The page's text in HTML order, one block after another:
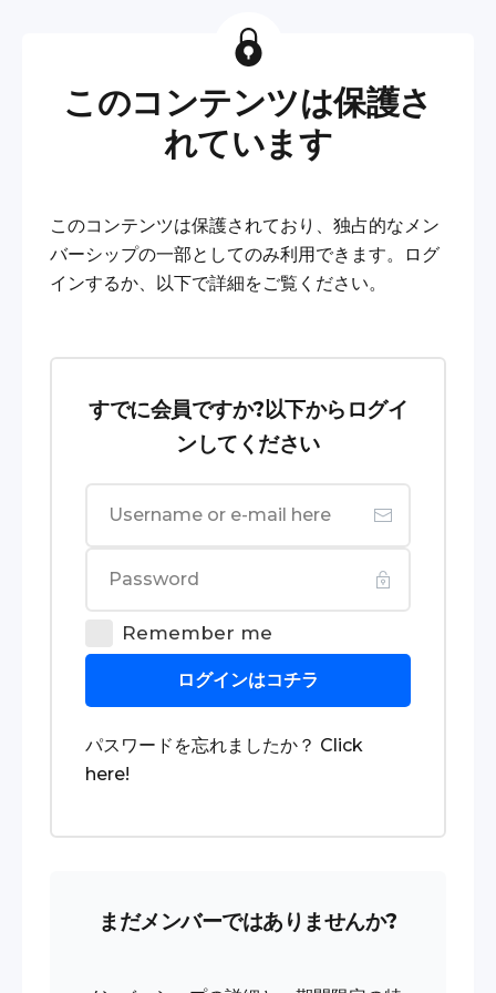
このコンテンツは保護さ
れています
このコンテンツは保護されており、独占的なメン
バーシップの一部としてのみ利用できます。ログ
インするか、以下で詳細をご覧ください。
すでに会員ですか?以下からログイ
ンしてください
Remember me
ログインはコチラ
パスワードを忘れましたか？ Click
here!
まだメンバーではありませんか?